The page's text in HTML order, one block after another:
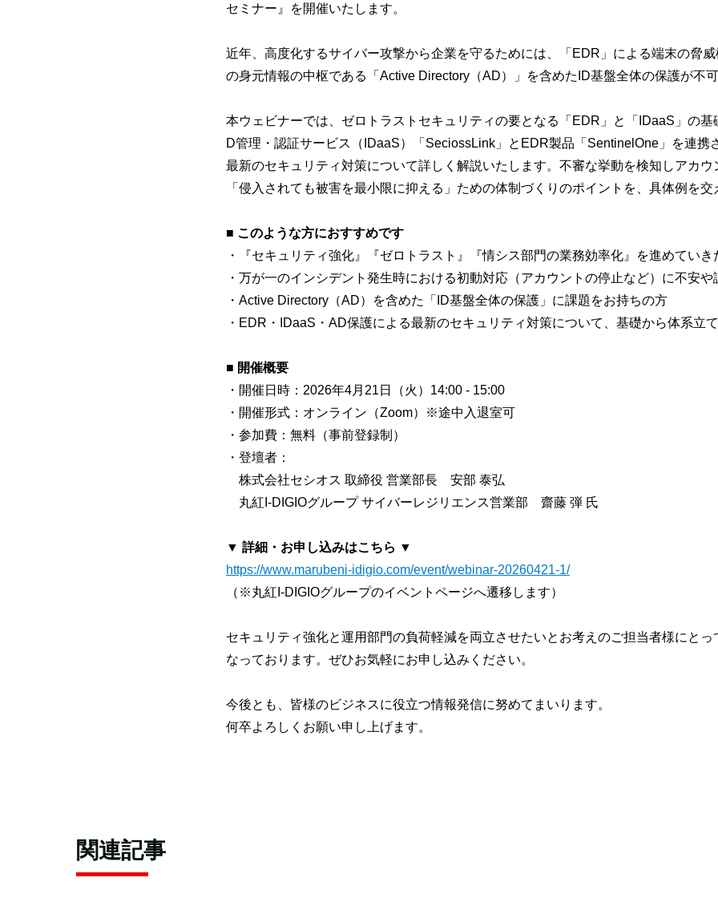
セミナー』
を開催いたします。
近年、高度化するサイバー攻撃から企業を守るためには、「EDR」による端末の脅
の身元情報の中枢である「Active Directory（AD）」を含めたID基盤全体の保護が不可
本ウェビナーでは、ゼロトラストセキュリティの要となる「EDR」と「IDaaS」の基
D管理・認証サービス（IDaaS）「SeciossLink」とEDR製品「SentinelOne」を連携
最新のセキュリティ対策について詳しく解説いたします。不審な挙動を検知しアカウ
「侵入されても被害を最小限に抑える」ための体制づくりのポイントを、具体例を交
■ このような方におすすめです
・『セキュリティ強化』『ゼロトラスト』『情シス部門の業務効率化』を進めていき
・万が一のインシデント発生時における初動対応（アカウントの停止など）に不安
・Active Directory（AD）を含めた「ID基盤全体の保護」に課題をお持ちの方
・EDR・IDaaS・AD保護による最新のセキュリティ対策について、基礎から体系立
■ 開催概要
・開催日時：2026年4月21日（火）14:00 - 15:00
・開催形式：オンライン（Zoom）※途中入退室可
・参加費：無料（事前登録制）
・登壇者：
株式会社セシオス 取締役 営業部長 安部 泰弘
丸紅I-DIGIOグループ サイバーレジリエンス営業部 齋藤 弾 氏
▼ 詳細・お申し込みはこちら ▼
https://www.marubeni-idigio.com/event/webinar-20260421-1/
（※丸紅I-DIGIOグループのイベントページへ遷移します）
セキュリティ強化と運用部門の負荷軽減を両立させたいとお考えのご担当者様にとっ
なっております。ぜひお気軽にお申し込みください。
今後とも、皆様のビジネスに役立つ情報発信に努めてまいります。
何卒よろしくお願い申し上げます。
関連記事